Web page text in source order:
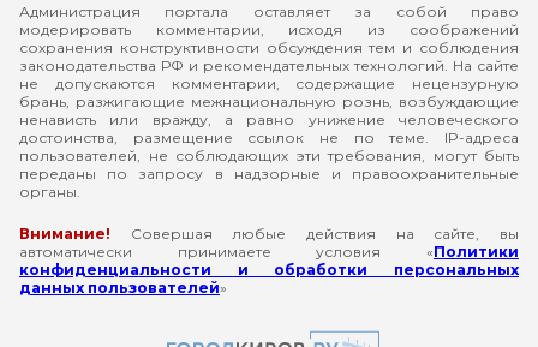
Администрация портала оставляет за собой право
модерировать комментарии, исходя из соображений
сохранения конструктивности обсуждения тем и соблюдения
законодательства РФ и рекомендательных технологий. На сайте
не допускаются комментарии, содержащие нецензурную
брань, разжигающие межнациональную рознь, возбуждающие
ненависть или вражду, а равно унижение человеческого
достоинства, размещение ссылок не по теме. IP-адреса
пользователей, не соблюдающих эти требования, могут быть
переданы по запросу в надзорные и правоохранительные
органы.
Внимание! Совершая любые действия на сайте, вы
автоматически принимаете условия «Политики
конфиденциальности и обработки персональных
данных пользователей»